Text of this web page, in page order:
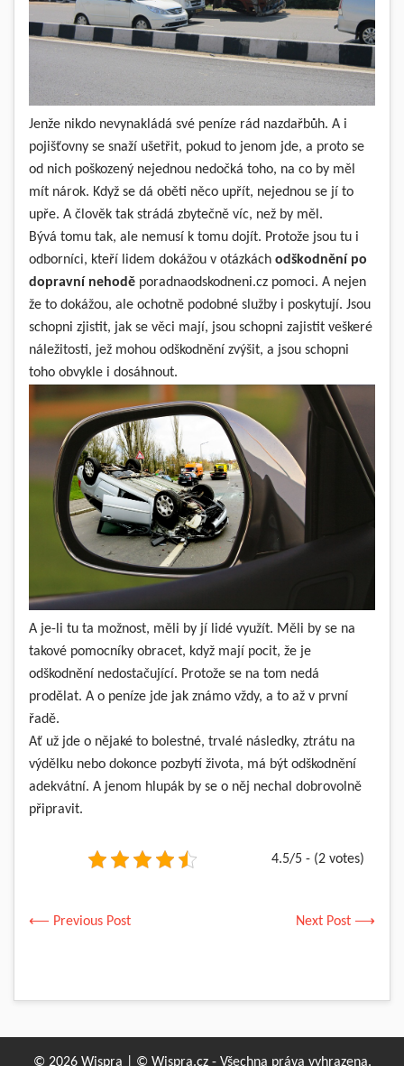
Jenže nikdo nevynakládá své peníze rád nazdařbůh. A i
pojišťovny se snaží ušetřit, pokud to jenom jde, a proto se
od nich poškozený nejednou nedočká toho, na co by měl
mít nárok. Když se dá oběti něco upřít, nejednou se jí to
upře. A člověk tak strádá zbytečně víc, než by měl.
Bývá tomu tak, ale nemusí k tomu dojít. Protože jsou tu i
odborníci, kteří lidem dokážou v otázkách odškodnění po
dopravní nehodě poradnaodskodneni.cz pomoci. A nejen
že to dokážou, ale ochotně podobné služby i poskytují. Jsou
schopni zjistit, jak se věci mají, jsou schopni zajistit veškeré
náležitosti, jež mohou odškodnění zvýšit, a jsou schopni
toho obvykle i dosáhnout.
A je-li tu ta možnost, měli by jí lidé využít. Měli by se na
takové pomocníky obracet, když mají pocit, že je
odškodnění nedostačující. Protože se na tom nedá
prodělat. A o peníze jde jak známo vždy, a to až v první
řadě.
Ať už jde o nějaké to bolestné, trvalé následky, ztrátu na
výdělku nebo dokonce pozbytí života, má být odškodnění
adekvátní. A jenom hlupák by se o něj nechal dobrovolně
připravit.
4.5/5 - (2 votes)
⟵ Previous Post Next Post ⟶
© 2026 Wispra | © Wispra.cz - Všechna práva vyhrazena.